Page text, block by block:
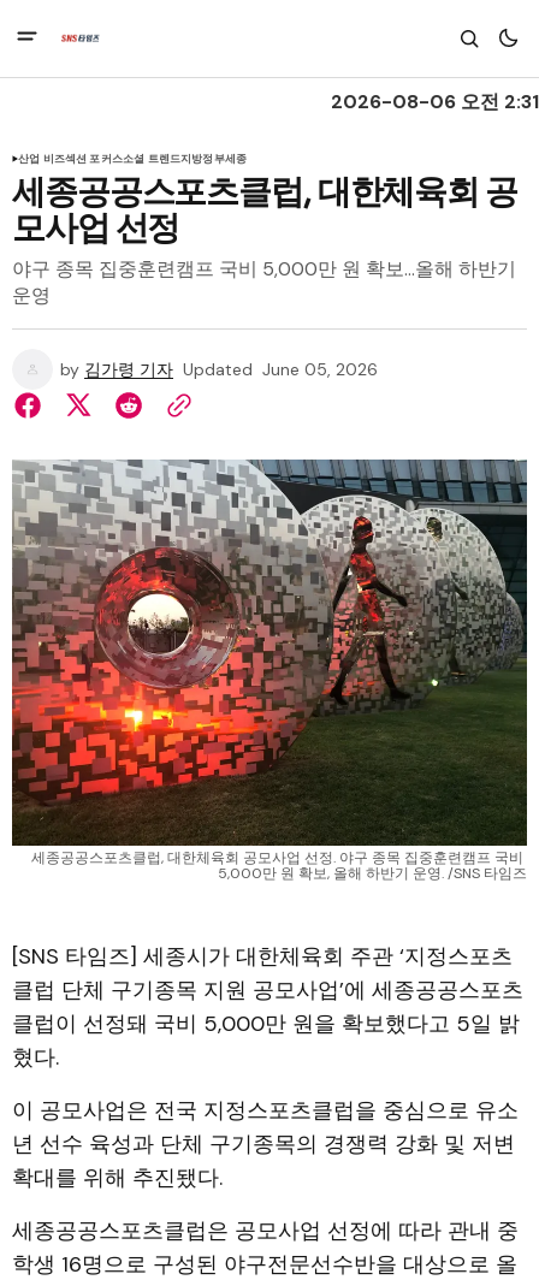
2026-08-06 오전 2:31
산업 비즈섹션 포커스소셜 트렌드지방정부세종
세종공공스포츠클럽, 대한체육회 공
모사업 선정
야구 종목 집중훈련캠프 국비 5,000만 원 확보…올해 하반기
운영
by 김가령 기자 Updated June 05, 2026
세종공공스포츠클럽, 대한체육회 공모사업 선정. 야구 종목 집중훈련캠프 국비
5,000만 원 확보, 올해 하반기 운영. /SNS 타임즈
[SNS 타임즈] 세종시가 대한체육회 주관 ‘지정스포츠
클럽 단체 구기종목 지원 공모사업’에 세종공공스포츠
클럽이 선정돼 국비 5,000만 원을 확보했다고 5일 밝
혔다.
이 공모사업은 전국 지정스포츠클럽을 중심으로 유소
년 선수 육성과 단체 구기종목의 경쟁력 강화 및 저변
확대를 위해 추진됐다.
세종공공스포츠클럽은 공모사업 선정에 따라 관내 중
학생 16명으로 구성된 야구전문선수반을 대상으로 올